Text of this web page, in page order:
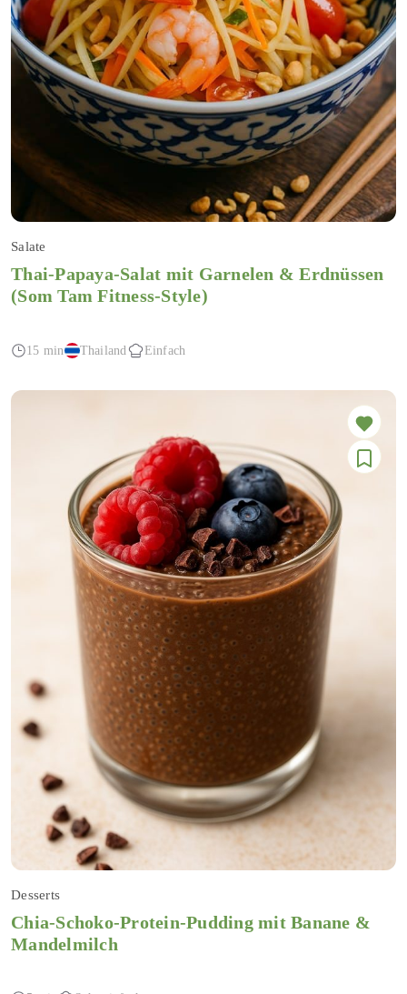
Salate
Thai-Papaya-Salat mit Garnelen & Erdnüssen
(Som Tam Fitness-Style)
15 min Thailand Einfach
Desserts
Chia-Schoko-Protein-Pudding mit Banane &
Mandelmilch